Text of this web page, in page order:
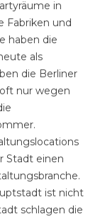
in
Fabriken und
haben die
als
die Berliner
nur wegen
Stadt einen
ist nicht
schlagen die